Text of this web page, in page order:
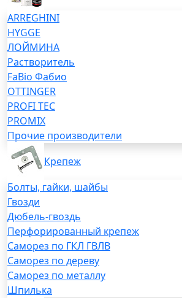
ARREGHINI
HYGGE
ЛОЙМИНА
Растворитель
FaBio Фабио
OTTINGER
PROFI TEC
PROMIX
Прочие производители
Крепеж
Болты, гайки, шайбы
Гвозди
Дюбель-гвоздь
Перфорированный крепеж
Саморез по ГКЛ ГВЛВ
Саморез по дереву
Саморез по металлу
Шпилька